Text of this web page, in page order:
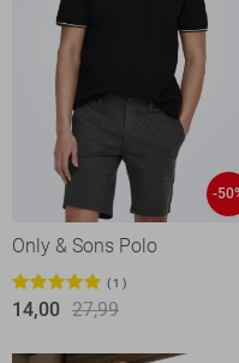
-
Only & Sons Polo
1
14,00 27,99